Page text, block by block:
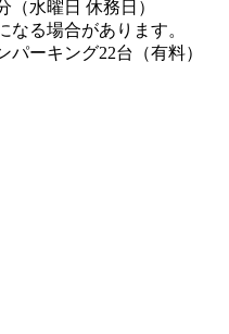
（水曜日 休務日）
る場合があります。
ーキング22台（有料）